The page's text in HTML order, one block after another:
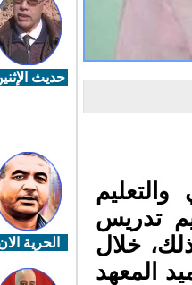
تدريس
خلال
المعهد
حديث الإثنين
الحرية الان